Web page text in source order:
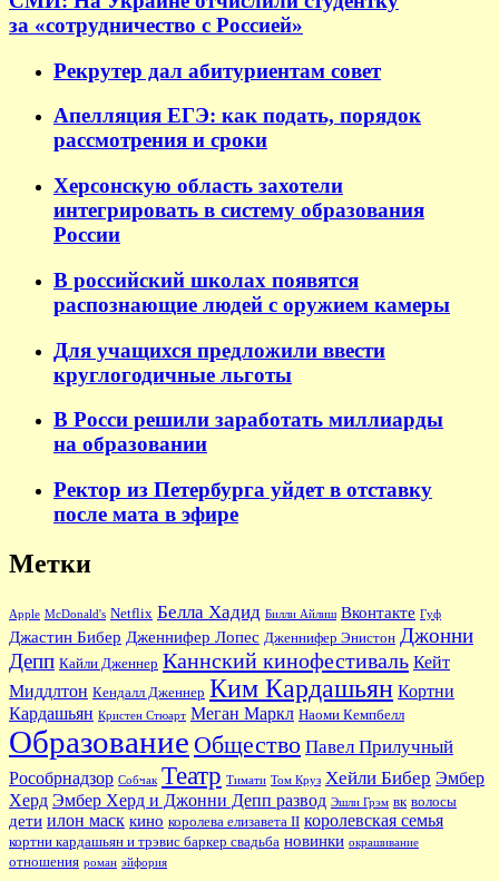
за «сотрудничество с Россией»
Рекрутер дал абитуриентам совет
Апелляция ЕГЭ: как подать, порядок
рассмотрения и сроки
Херсонскую область захотели
интегрировать в систему образования
России
В российский школах появятся
распознающие людей с оружием камеры
Для учащихся предложили ввести
круглогодичные льготы
В Росси решили заработать миллиарды
на образовании
Ректор из Петербурга уйдет в отставку
после мата в эфире
Метки
Apple McDonald's Netflix Белла Хадид Билли Айлиш Вконтакте Гуф
Джастин Бибер Дженнифер Лопес Дженнифер Энистон Джонни
Депп Кайли Дженнер Каннский кинофестиваль Кейт
Миддлтон Кендалл Дженнер Ким Кардашьян Кортни
Кардашьян Кристен Стюарт Меган Маркл Наоми Кемпбелл
Образование Общество Павел Прилучный
Рособрнадзор Собчак Театр Тимати Том Круз Хейли Бибер Эмбер
Херд Эмбер Херд и Джонни Депп развод Эшли Грэм вк волосы
дети илон маск кино королева елизавета II королевская семья
кортни кардашьян и трэвис баркер свадьба новинки окрашивание
отношения роман эйфория